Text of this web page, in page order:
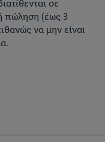
σε
πώληση (έως 3
να μην είναι